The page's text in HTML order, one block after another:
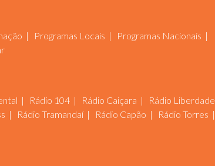
Programas Locais
Programas Nacionais
Rádio 104 Rádio Caiçara
Rádio Liberdade
Rádio Tramandaí Rádio Capão
Rádio Torres